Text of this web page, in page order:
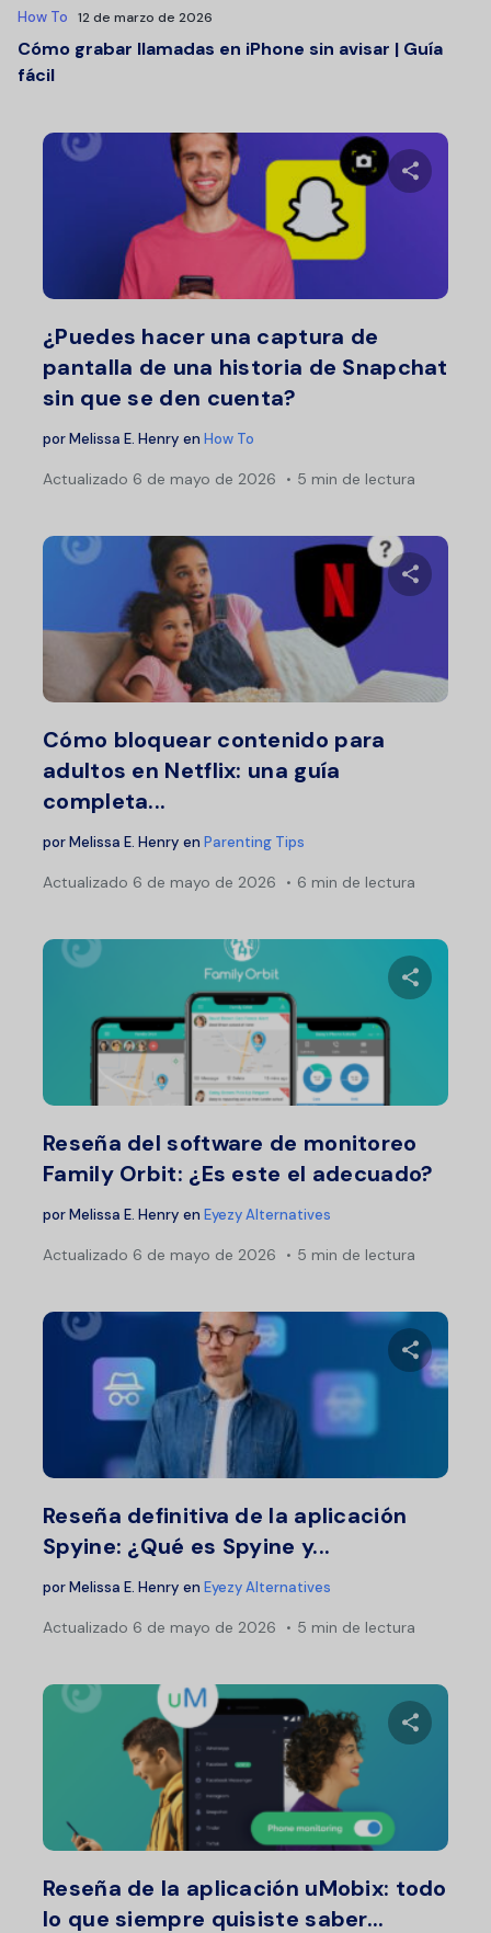
How To 12 de marzo de 2026
Cómo grabar llamadas en iPhone sin avisar | Guía
fácil
¿Puedes hacer una captura de
pantalla de una historia de Snapchat
sin que se den cuenta?
porMelissa E. Henry en How To
Actualizado 6 de mayo de 2026 5 min de lectura
Cómo bloquear contenido para
adultos en Netflix: una guía
completa...
porMelissa E. Henry en Parenting Tips
Actualizado 6 de mayo de 2026 6 min de lectura
Reseña del software de monitoreo
Family Orbit: ¿Es este el adecuado?
porMelissa E. Henry en Eyezy Alternatives
Actualizado 6 de mayo de 2026 5 min de lectura
Reseña definitiva de la aplicación
Spyine: ¿Qué es Spyine y...
porMelissa E. Henry en Eyezy Alternatives
Actualizado 6 de mayo de 2026 5 min de lectura
Reseña de la aplicación uMobix: todo
lo que siempre quisiste saber...